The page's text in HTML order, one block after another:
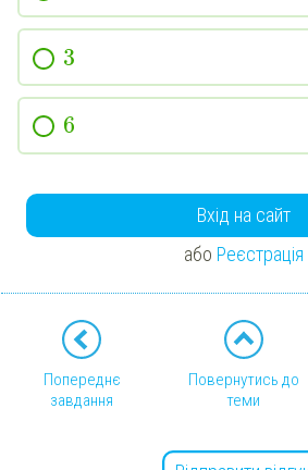
3
6
Вхід на сайт
або Реєстрація
Попереднє
завдання
Повернутись до
теми